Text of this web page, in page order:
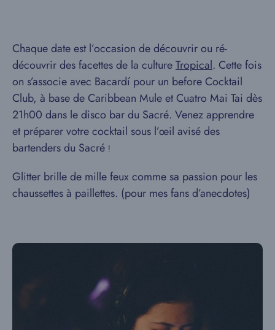
Chaque date est l’occasion de découvrir ou ré-
découvrir des facettes de la cultureTropical. Cette fois
on s’associe avec Bacardí pour un before Cocktail
Club, à base de Caribbean Mule et Cuatro Mai Tai dès
21h00 dans le disco bar du Sacré. Venez apprendre
et préparer votre cocktail sous l’œil avisé des
bartenders du Sacré !
Glitter brille de mille feux comme sa passion pour les
chaussettes à paillettes. (pour mes fans d’anecdotes)